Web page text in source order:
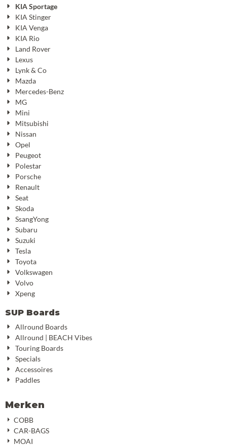
KIA Sportage
KIA Stinger
KIA Venga
KIA Rio
Land Rover
Lexus
Lynk & Co
Mazda
Mercedes-Benz
MG
Mini
Mitsubishi
Nissan
Opel
Peugeot
Polestar
Porsche
Renault
Seat
Skoda
SsangYong
Subaru
Suzuki
Tesla
Toyota
Volkswagen
Volvo
Xpeng
SUP Boards
Allround Boards
Allround | BEACH Vibes
Touring Boards
Specials
Accessoires
Paddles
Merken
COBB
CAR-BAGS
MOAI